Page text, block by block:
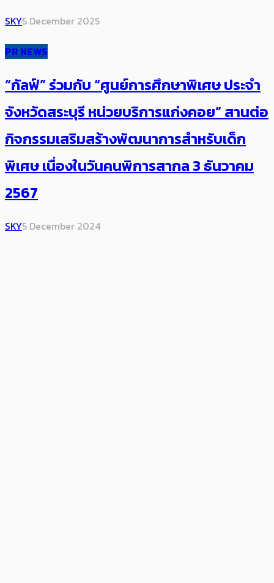
SKY5 December 2025
PR NEWS
“กัลฟ์” ร่วมกับ “ศูนย์การศึกษาพิเศษ ประจำ
จังหวัดสระบุรี หน่วยบริการแก่งคอย” สานต่อ
กิจกรรมเสริมสร้างพัฒนาการสำหรับเด็ก
พิเศษ เนื่องในวันคนพิการสากล 3 ธันวาคม
2567
SKY5 December 2024